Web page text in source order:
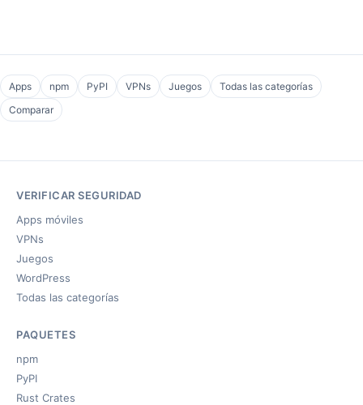
Apps npm PyPI VPNs Juegos
Todas las categorías
Comparar
VERIFICAR SEGURIDAD
Apps móviles
VPNs
Juegos
WordPress
Todas las categorías
PAQUETES
npm
PyPI
Rust Crates